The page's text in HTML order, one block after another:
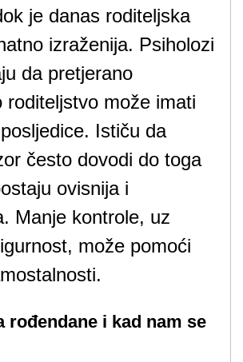
je danas roditeljska
izraženija. Psiholozi
da pretjerano
roditeljstvo može imati
Ističu da
često dovodi do toga
ovisnija i
Manje kontrole, uz
može pomoći
rođendane i kad nam se